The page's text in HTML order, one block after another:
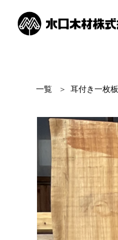
一覧 ＞ 耳付き一枚板
商品画像